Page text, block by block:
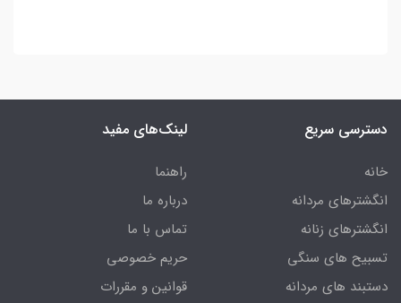
دسترسی سریع
خانه
انگشترهای مردانه
انگشترهای زنانه
تسبیح های سنگی
دستبند های مردانه
لینک‌های مفید
راهنما
درباره ما
تماس با ما
حریم خصوصی
قوانین و مقررات